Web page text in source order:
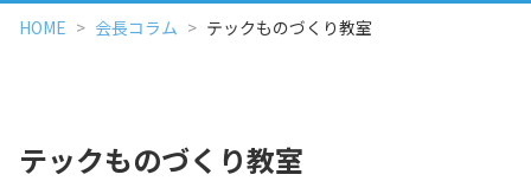
HOME 会長コラム テックものづくり教室
テックものづくり教室